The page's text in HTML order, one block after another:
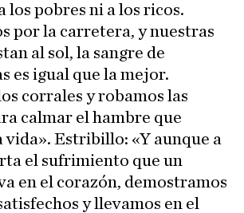
los pobres ni a los ricos.
por la carretera, y nuestras
al sol, la sangre de
es igual que la mejor.
corrales y robamos las
calmar el hambre que
vida». Estribillo: «Y aunque a
el sufrimiento que un
en el corazón, demostramos
y llevamos en el